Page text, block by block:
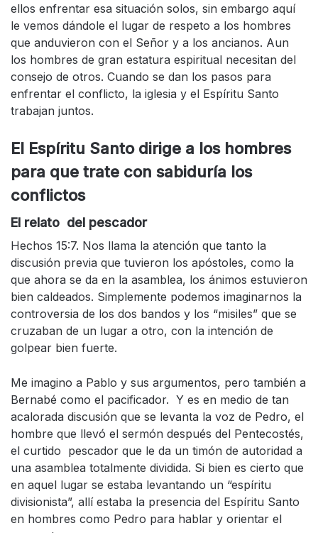
ellos enfrentar esa situación solos, sin embargo aquí
le vemos dándole el lugar de respeto a los hombres
que anduvieron con el Señor y a los ancianos. Aun
los hombres de gran estatura espiritual necesitan del
consejo de otros. Cuando se dan los pasos para
enfrentar el conflicto, la iglesia y el Espíritu Santo
trabajan juntos.
El Espíritu Santo dirige a los hombres
para que trate con sabiduría los
conflictos
El relato del pescador
Hechos 15:7. Nos llama la atención que tanto la
discusión previa que tuvieron los apóstoles, como la
que ahora se da en la asamblea, los ánimos estuvieron
bien caldeados. Simplemente podemos imaginarnos la
controversia de los dos bandos y los “misiles” que se
cruzaban de un lugar a otro, con la intención de
golpear bien fuerte.
Me imagino a Pablo y sus argumentos, pero también a
Bernabé como el pacificador. Y es en medio de tan
acalorada discusión que se levanta la voz de Pedro, el
hombre que llevó el sermón después del Pentecostés,
el curtido pescador que le da un timón de autoridad a
una asamblea totalmente dividida. Si bien es cierto que
en aquel lugar se estaba levantando un “espíritu
divisionista”, allí estaba la presencia del Espíritu Santo
en hombres como Pedro para hablar y orientar el